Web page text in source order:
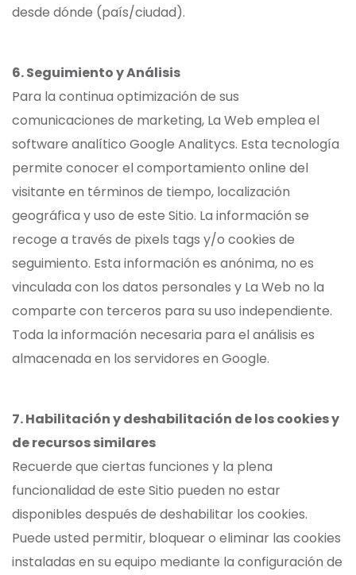
desde dónde (país/ciudad).
6. Seguimiento y Análisis
Para la continua optimización de sus
comunicaciones de marketing, La Web emplea el
software analítico Google Analitycs. Esta tecnología
permite conocer el comportamiento online del
visitante en términos de tiempo, localización
geográfica y uso de este Sitio. La información se
recoge a través de pixels tags y/o cookies de
seguimiento. Esta información es anónima, no es
vinculada con los datos personales y La Web no la
comparte con terceros para su uso independiente.
Toda la información necesaria para el análisis es
almacenada en los servidores en Google.
7. Habilitación y deshabilitación de los cookies y
de recursos similares
Recuerde que ciertas funciones y la plena
funcionalidad de este Sitio pueden no estar
disponibles después de deshabilitar los cookies.
Puede usted permitir, bloquear o eliminar las cookies
instaladas en su equipo mediante la configuración de